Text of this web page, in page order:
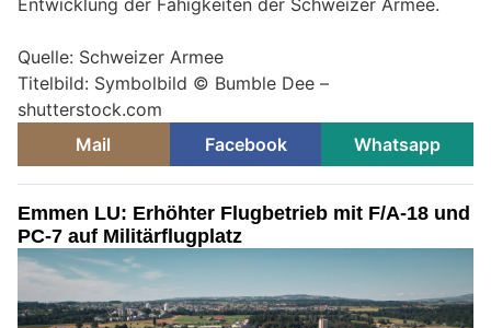
Quelle: Schweizer Armee
Titelbild: Symbolbild © Bumble Dee –
shutterstock.com
Mail
Facebook Whatsapp
Emmen LU: Erhöhter Flugbetrieb mit F/A-18 und
PC-7 auf Militärflugplatz